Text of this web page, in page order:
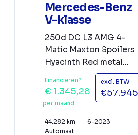
Mercedes-Benz
V-klasse
250d DC L3 AMG 4-
Matic Maxton Spoilers
Hyacinth Red metal...
Financieren?
€ 1.345,28
per maand
excl. BTW
€57.945
44.282 km
6-2023
Automaat